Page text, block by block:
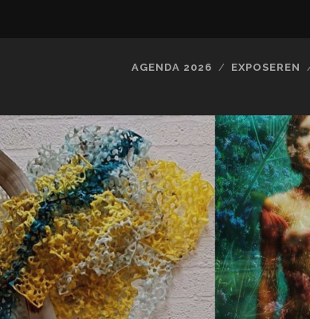
AGENDA 2026 EXPOSEREN